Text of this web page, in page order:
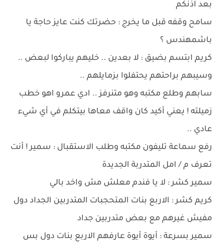
بعد اذنكم
سامح وقفه قبل ما يخرج : حضرتك كنت عايز حاجة يا
باشمهندس ؟
كريم ابتسم بضيق : لا بعدين .. خليهم يباركوا لبعض ..
وسيبهم براحتهم يحتفلوا بزمايلهم ..
سابهم وطلع مكتبه وهو متنرفز .. ادي عمرو اهو خطب
زميلته ! يعني أكيد كان واقف معاها بيتكلم في أي شيء
عادي ..
رفع سماعة تليفون مكتبه وطلب الاستقبال : سمير ! أنت
تعرف م / امل المتدربة الجديدة
سمير كشر : لا يا فندم معلش مش واخد بالي
كريم كشر : الاربع بنات المتحجبات المتدربين الجداد دول
مفيش غيرهم مع بعض متدربين جداد
سمير بسرعة : أيوة أيوة عارفهم الاربع بنات دول بس